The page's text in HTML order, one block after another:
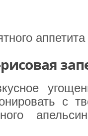
аппетита
с